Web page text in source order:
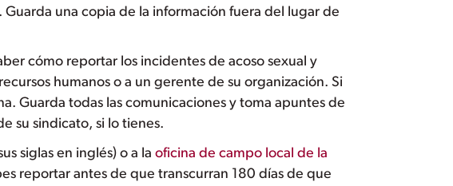
una copia de la información fuera del lugar de
cómo reportar los incidentes de acoso sexual y
humanos o a un gerente de su organización. Si
Guarda todas las comunicaciones y toma apuntes de
su sindicato, si lo tienes.
siglas en inglés) o a la oficina de campo local de la
reportar antes de que transcurran 180 días de que